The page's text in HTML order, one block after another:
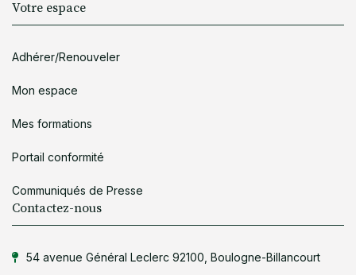
Votre espace
Adhérer/Renouveler
Mon espace
Mes formations
Portail conformité
Communiqués de Presse
Contactez-nous
54 avenue Général Leclerc 92100, Boulogne-Billancourt